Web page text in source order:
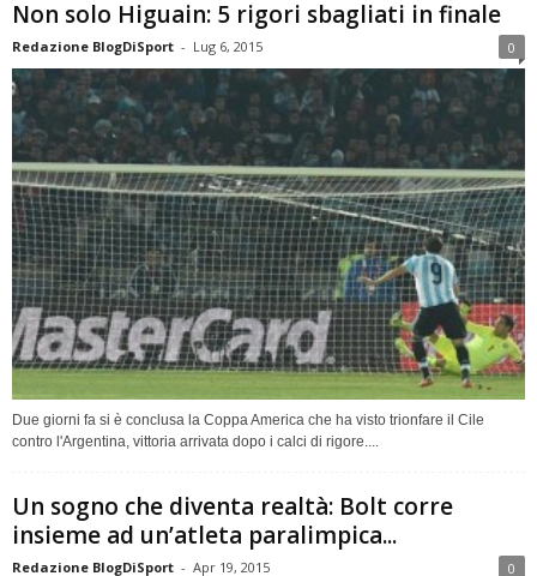
Non solo Higuain: 5 rigori sbagliati in finale
Redazione BlogDiSport - Lug 6, 2015 0
Due giorni fa si è conclusa la Coppa America che ha visto trionfare il Cile
contro l'Argentina, vittoria arrivata dopo i calci di rigore....
Un sogno che diventa realtà: Bolt corre
insieme ad un’atleta paralimpica...
Redazione BlogDiSport - Apr 19, 2015 0